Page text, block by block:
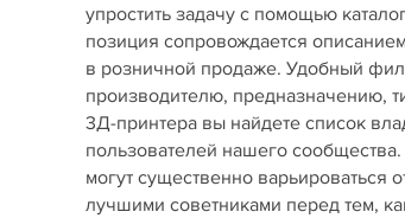
упростить задачу с помощью
позиция сопровождается
в розничной продаже. Удобный
производителю, предназначению,
3Д-принтера вы найдете список
пользователей нашего
могут существенно варьироваться
лучшими советниками перед тем,